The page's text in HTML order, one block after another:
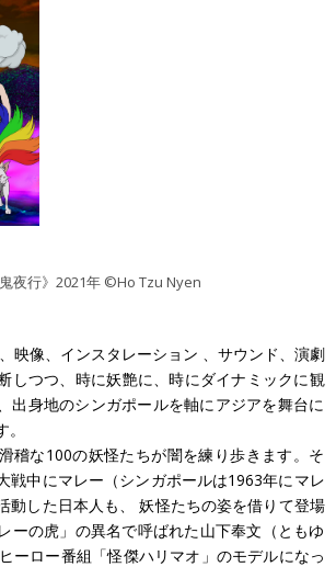
夜行》2021年 ©Ho Tzu Nyen
映像、インスタレーション 、サウンド、演劇
しつつ、時に妖艶に、時にダイナミックに観
出身地のシンガポールを軸にアジアを舞台に
稽な100の妖怪たちが闇を練り歩きます。そ
戦中にマレー（シンガポールは1963年にマレ
動した日本人も、 妖怪たちの姿を借りて登場
ーの虎」の異名で呼ばれた山下奉文（ともゆ
ーロー番組「怪傑ハリマオ」のモデルになっ